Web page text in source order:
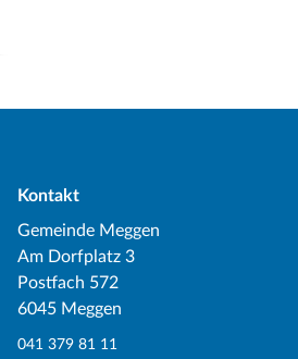
Kontakt
Gemeinde Meggen
Am Dorfplatz 3
Postfach 572
6045 Meggen
041 379 81 11